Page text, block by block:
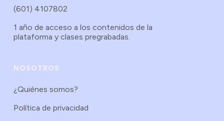
(601) 4107802
1 año de acceso a los contenidos de la
plataforma y clases pregrabadas.
NOSOTROS
¿Quiénes somos?
Política de privacidad